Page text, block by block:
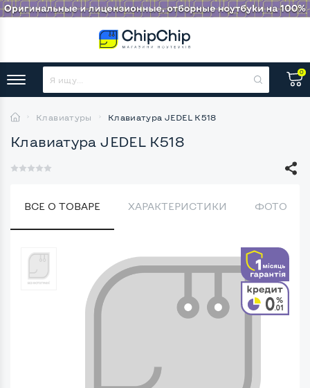
0
Клавиатуры Клавиатура JEDEL K518
Клавиатура JEDEL K518
ВСЕ О ТОВАРЕ ХАРАКТЕРИСТИКИ ФОТО